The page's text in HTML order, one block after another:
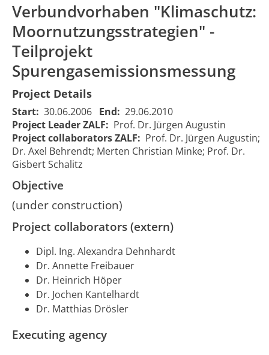
1007
Verbundvorhaben
"Klimaschutz:
Moornutzungsstrategien" -
Teilprojekt
Testgebiete 3 & 4;
Hochskalierung;
Regionalisierung
Verbundvorhaben "Klimaschutz:
Moornutzungsstrategien" -
Teilprojekt
Spurengasemissionsmessung
Project Details
Start: 30.06.2006 End: 29.06.2010
Project Leader ZALF: Prof. Dr. Jürgen Augustin
Project collaborators ZALF: Prof. Dr. Jürgen Augustin;
Dr. Axel Behrendt; Merten Christian Minke; Prof. Dr.
Gisbert Schalitz
Objective
(under construction)
Project collaborators (extern)
Dipl. Ing. Alexandra Dehnhardt
Dr. Annette Freibauer
Dr. Heinrich Höper
Dr. Jochen Kantelhardt
Dr. Matthias Drösler
Executing agency